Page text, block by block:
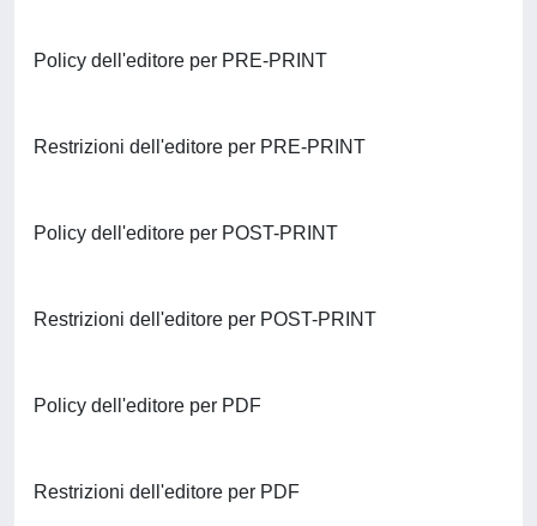
Policy dell'editore per PRE-PRINT
Restrizioni dell'editore per PRE-PRINT
Policy dell'editore per POST-PRINT
Restrizioni dell'editore per POST-PRINT
Policy dell'editore per PDF
Restrizioni dell'editore per PDF